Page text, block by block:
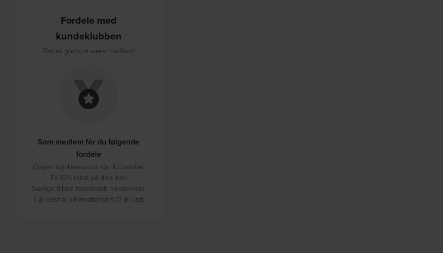
Fordele med
kundeklubben
Det er gratis at være medlem!
Som medlem får du følgende
fordele
Optjen loyalitetspoint når du handler
Få 10% rabat på dine køb
Særlige tilbud forbeholdt medlemmer
1 år ekstra reklamationsret (3 år i alt)